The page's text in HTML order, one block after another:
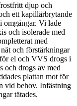
djup och
ett kapillärbrytande
omgångar. Vi lade
och isolerade med
med
och förstärkningar
el och VVS drogs i
och drogs av med
plattan mot för
vid behov. Infästning
tätades.